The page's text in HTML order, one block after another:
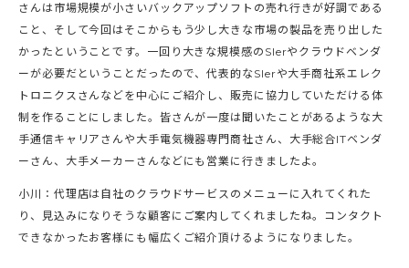
さんは市場規模が小さいバックアップソフトの売れ行きが好調である
こと、そして今回はそこからもう少し大きな市場の製品を売り出した
かったということです。一回り大きな規模感のSIerやクラウドベンダ
ーが必要だということだったので、代表的なSIerや大手商社系エレク
トロニクスさんなどを中心にご紹介し、販売に協力していただける体
制を作ることにしました。皆さんが一度は聞いたことがあるような大
手通信キャリアさんや大手電気機器専門商社さん、大手総合ITベンダ
ーさん、大手メーカーさんなどにも営業に行きましたよ。
小川：代理店は自社のクラウドサービスのメニューに入れてくれた
り、見込みになりそうな顧客にご案内してくれましたね。コンタクト
できなかったお客様にも幅広くご紹介頂けるようになりました。